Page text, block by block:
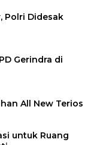
Polri Didesak
Gerindra di
All New Terios
untuk Ruang